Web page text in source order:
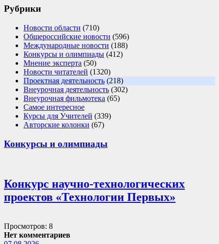
Рубрики
Новости области (710)
Общероссийские новости (596)
Международные новости (188)
Конкурсы и олимпиады (412)
Мнение эксперта (50)
Новости читателей (1320)
Проектная деятельность (218)
Внеурочная деятельность (302)
Внеурочная фильмотека (65)
Самое интересное
Курсы для Учителей (339)
Авторские колонки (67)
Конкурсы и олимпиады
Конкурс научно-технологических
проектов «Технологии Первых»
Просмотров: 8
Нет комментариев